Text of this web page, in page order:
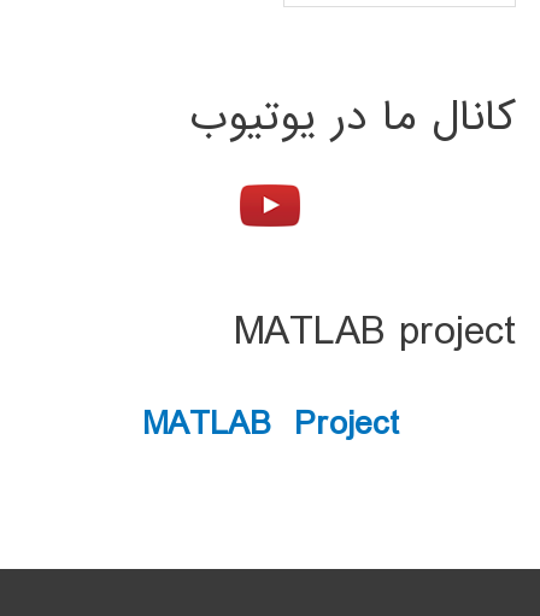
کانال ما در یوتیوب
MATLAB project
MATLAB Project